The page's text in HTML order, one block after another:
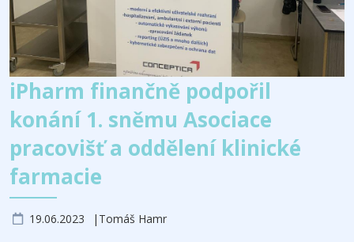
iPharm finančně podpořil
konání 1. sněmu Asociace
pracovišť a oddělení klinické
farmacie
19.06.2023 Tomáš Hamr